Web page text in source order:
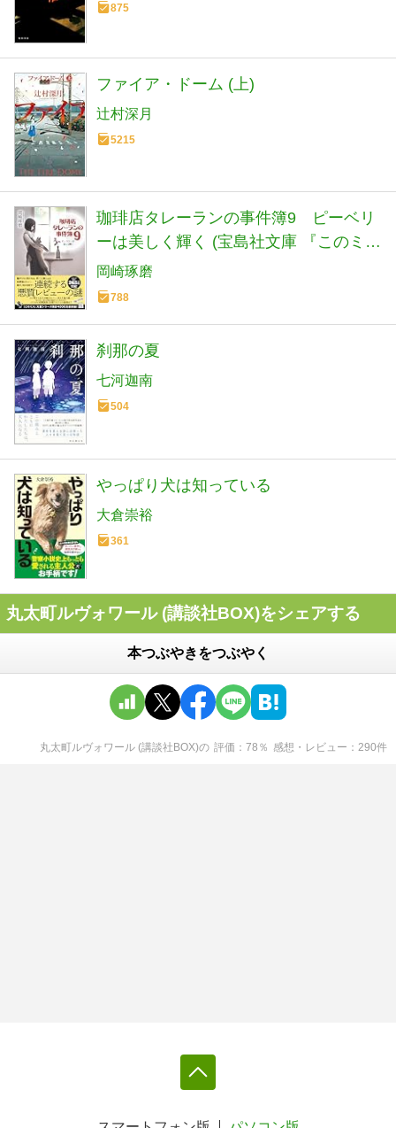
875
ファイア・ドーム (上)
辻村深月
5215
珈琲店タレーランの事件簿9 ピーベリ
ーは美しく輝く (宝島社文庫 『このミ
ス』大賞シリーズ)
岡崎琢磨
788
刹那の夏
七河迦南
504
やっぱり犬は知っている
大倉崇裕
361
丸太町ルヴォワール (講談社BOX)をシェアする
本つぶやきをつぶやく
丸太町ルヴォワール (講談社BOX)の 評価 78 ％ 感想・レビュー 290件